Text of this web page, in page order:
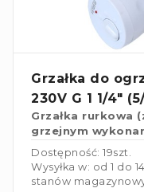
Grzałka do
230V G 1 1/4"
Grzałka rurkowa
grzejnym
powłoką niklową
Dostępność: 19szt.
Wysyłka w: od 1 do
stanów